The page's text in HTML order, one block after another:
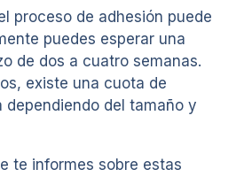
proceso de adhesión puede
puedes esperar una
de dos a cuatro semanas.
existe una cuota de
dependiendo del tamaño y
te informes sobre estas